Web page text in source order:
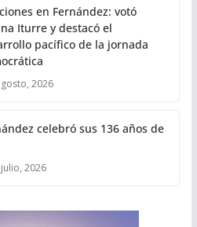
en Fernández: votó
Iturre y destacó el
pacífico de la jornada
2026
celebró sus 136 años de
2026